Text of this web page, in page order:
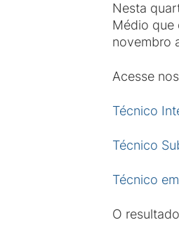
Nesta
Médio que
novembro
Acesse
Técnico
Técnico
Técnico
O